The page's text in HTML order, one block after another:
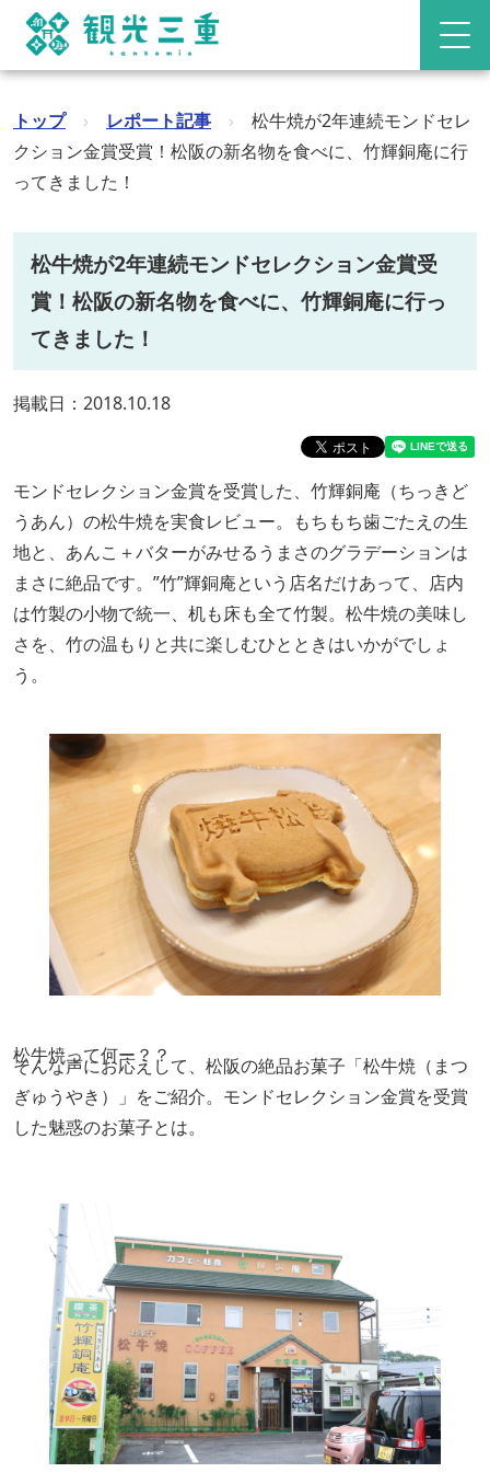
トップ › レポート記事 ›
松牛焼が2年連続モンドセレ
クション金賞受賞！松阪の新名物を食べに、竹輝銅庵に行
ってきました！
松牛焼が2年連続モンドセレクション金賞受
賞！松阪の新名物を食べに、竹輝銅庵に行っ
てきました！
掲載日：2018.10.18
モンドセレクション金賞を受賞した、竹輝銅庵（ちっきど
うあん）の松牛焼を実食レビュー。もちもち歯ごたえの生
地と、あんこ＋バターがみせるうまさのグラデーションは
まさに絶品です。”竹”輝銅庵という店名だけあって、店内
は竹製の小物で統一、机も床も全て竹製。松牛焼の美味し
さを、竹の温もりと共に楽しむひとときはいかがでしょ
う。
松牛焼って何ー？？
そんな声にお応えして、松阪の絶品お菓子「松牛焼（まつ
ぎゅうやき）」をご紹介。モンドセレクション金賞を受賞
した魅惑のお菓子とは。